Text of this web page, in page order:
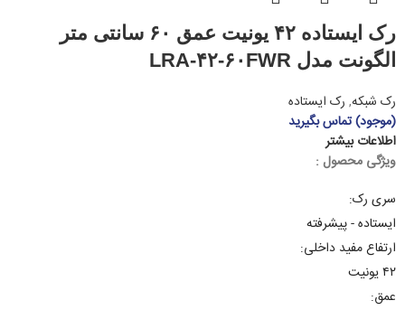
رک ایستاده ۴۲ یونیت عمق ۶۰ سانتی متر
الگونت مدل LRA-۴۲-۶۰FWR
رک شبکه, رک ایستاده
(موجود) تماس بگیرید
اطلاعات بیشتر
ویژگی محصول :
سری رک:
ایستاده - پیشرفته
ارتفاع مفید داخلی:
۴۲ یونیت
عمق: